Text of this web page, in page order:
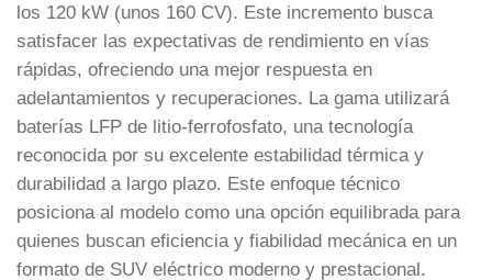
los 120 kW (unos 160 CV). Este incremento busca
satisfacer las expectativas de rendimiento en vías
rápidas, ofreciendo una mejor respuesta en
adelantamientos y recuperaciones. La gama utilizará
baterías LFP de litio-ferrofosfato, una tecnología
reconocida por su excelente estabilidad térmica y
durabilidad a largo plazo. Este enfoque técnico
posiciona al modelo como una opción equilibrada para
quienes buscan eficiencia y fiabilidad mecánica en un
formato de SUV eléctrico moderno y prestacional.